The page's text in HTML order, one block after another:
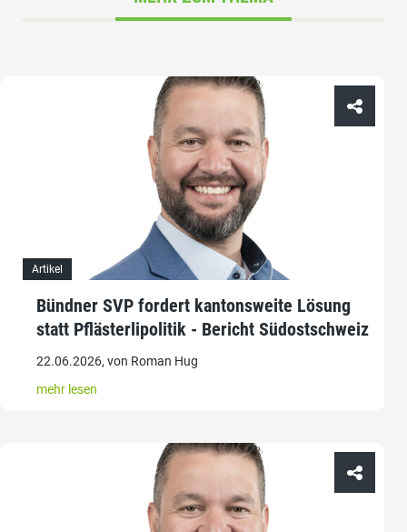
Artikel
Bündner SVP fordert kantonsweite Lösung
statt Pflästerlipolitik - Bericht Südostschweiz
22.06.2026, von Roman Hug
mehr lesen